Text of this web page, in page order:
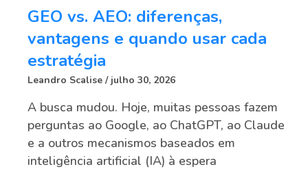
GEO vs. AEO: diferenças,
vantagens e quando usar cada
estratégia
Leandro Scalise julho 30, 2026
A busca mudou. Hoje, muitas pessoas fazem
perguntas ao Google, ao ChatGPT, ao Claude
e a outros mecanismos baseados em
inteligência artificial (IA) à espera